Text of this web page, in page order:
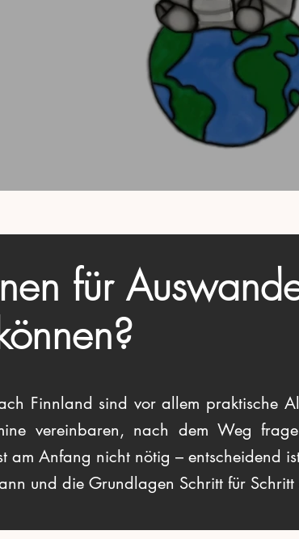
für
Finnland sind vor allem praktische
vereinbaren, nach dem Weg
am Anfang nicht nötig – entscheidend
und die Grundlagen Schritt für Schritt